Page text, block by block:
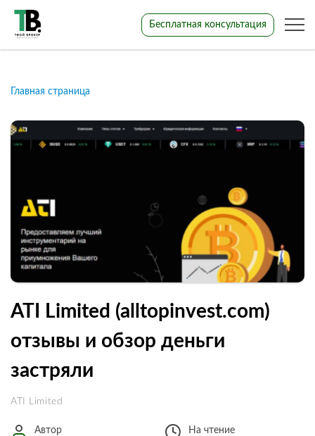
Бесплатная консультация
Главная страница
ATI Limited (alltopinvest.com)
отзывы и обзор деньги
застряли
ATI Limited
Автор
На чтение